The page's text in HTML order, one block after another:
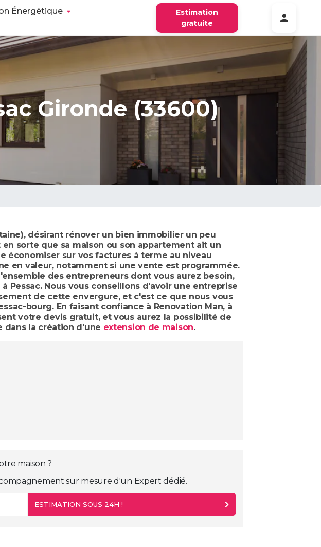
Énergétique
Estimation
gratuite
Gironde (33600)
désirant rénover un bien immobilier un peu
sorte que sa maison ou son appartement ait un
économiser sur vos factures à terme au niveau
en valeur, notamment si une vente est programmée.
des entrepreneurs dont vous aurez besoin,
à Pessac. Nous vous conseillons d'avoir une entreprise
de cette envergure, et c'est ce que nous vous
bourg. En faisant confiance à Renovation Man, à
votre devis gratuit, et vous aurez la possibilité de
dans la création d'une extension de maison.
maison ?
sur mesure d'un Expert dédié.
ESTIMATION SOUS 24H !